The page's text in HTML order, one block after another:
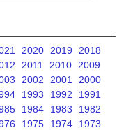
2020 2019
2018
2011 2010
2009
2002 2001
2000
1993 1992
1991
1984 1983
1982
1975 1974
1973